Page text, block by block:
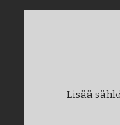
Lisää